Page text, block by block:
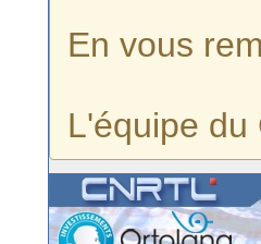
En vous
L'équipe du